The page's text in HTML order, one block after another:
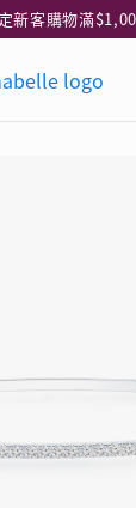
耳環2件享7折